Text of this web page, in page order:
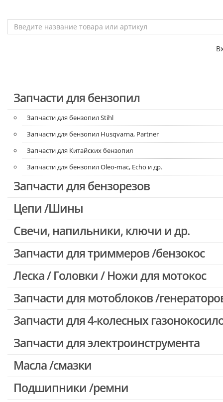
Запчасти для бензопил
Запчасти для бензопил Stihl
Запчасти для бензопил Husqvarna, Partner
Запчасти для Китайских бензопил
Запчасти для бензопил Oleo-mac, Echo и др.
Запчасти для бензорезов
Цепи /Шины
Свечи, напильники, ключи и др.
Запчасти для триммеров /бензокос
Запчасти для Китайских триммеров
Леска / Головки / Ножи для мотокос
Запчасти для мотоблоков /
Запчасти для 4-колесных
Запчасти для электроинструмента
Двигатели, редукторы для шуруповертов
Выключатели, переключатели
Масла /смазки
Подшипники /ремни